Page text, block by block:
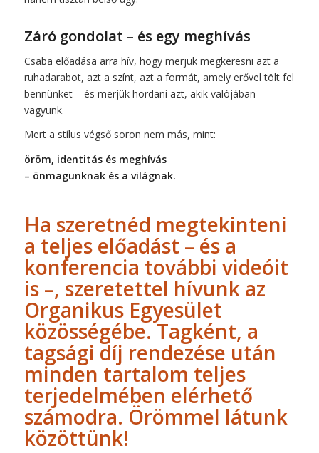
Záró gondolat – és egy meghívás
Csaba előadása arra hív, hogy merjük megkeresni azt a
ruhadarabot, azt a színt, azt a formát, amely erővel tölt fel
bennünket – és merjük hordani azt, akik valójában
vagyunk.
Mert a stílus végső soron nem más, mint:
öröm, identitás és meghívás
– önmagunknak és a világnak.
Ha szeretnéd megtekinteni
a teljes előadást – és a
konferencia további videóit
is –, szeretettel hívunk az
Organikus Egyesület
közösségébe. Tagként, a
tagsági díj rendezése után
minden tartalom teljes
terjedelmében elérhető
számodra. Örömmel látunk
közöttünk!